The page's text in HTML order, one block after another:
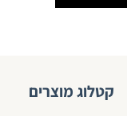
קטלוג מוצרים